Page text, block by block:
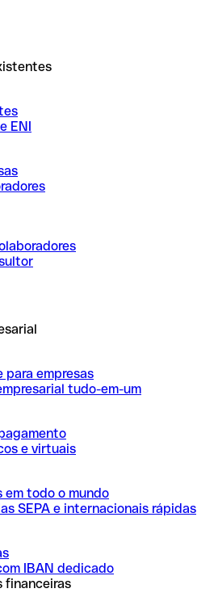
ENI
para empresas
tudo-em-um
e virtuais
em todo o mundo
SEPA e internacionais rápidas
IBAN dedicado
financeiras